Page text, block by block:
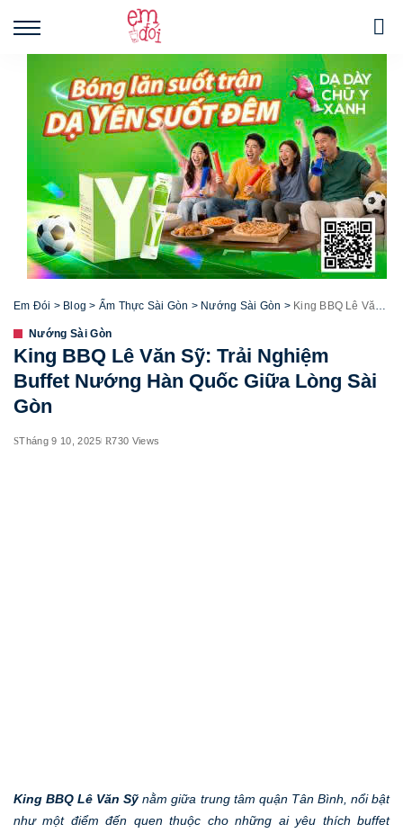
Em Đói > Blog > Ẩm Thực Sài Gòn > Nướng Sài Gòn > King BBQ Lê Văn Sỹ: Trải Nghiệm Buffet Nướng Hàn Quốc Giữa Lòng Sài Gòn
Nướng Sài Gòn
King BBQ Lê Văn Sỹ: Trải Nghiệm
Buffet Nướng Hàn Quốc Giữa Lòng Sài
Gòn
Tháng 9 10, 2025 730 Views
King BBQ Lê Văn Sỹnằm giữa trung tâm quận Tân Bình, nổi bật
như một điểm đến quen thuộc cho những ai yêu thích buffet